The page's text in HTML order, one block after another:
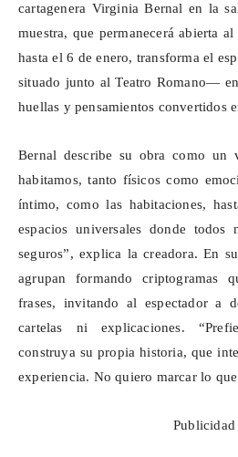
cartagenera Virginia Bernal en la
muestra, que permanecerá abierta
hasta el 6 de enero, transforma el
situado junto al Teatro Romano—
huellas y pensamientos convertidos
Bernal describe su obra como un
habitamos, tanto físicos como
íntimo, como las habitaciones,
espacios universales donde todos
seguros”, explica la creadora. En
agrupan formando criptogramas
frases, invitando al espectador a
cartelas ni explicaciones.
construya su propia historia, que
experiencia. No quiero marcar lo
Publicidad